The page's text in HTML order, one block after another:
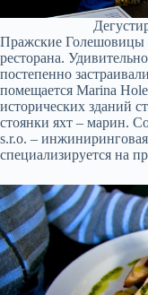
Пражские Голешовицы
ресторана.
постепенно
помещается Marina
исторических зданий
стоянки яхт – марин.
s.r.o. –
специализируется на